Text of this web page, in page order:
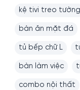
kệ tivi treo tường
bàn ăn mặt đá
tủ bếp chữ L
bàn làm việc
combo nội thất